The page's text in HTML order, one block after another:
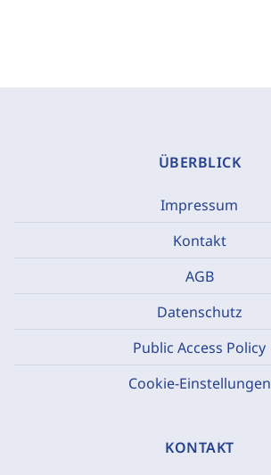
ÜBERBLICK
Impressum
Kontakt
AGB
Datenschutz
Public Access Policy
Cookie-Einstellungen
KONTAKT